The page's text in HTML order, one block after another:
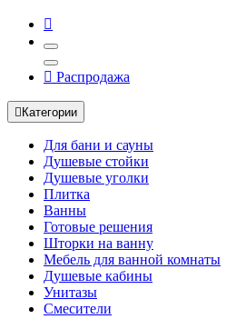
Распродажа
Категории
Для бани и сауны
Душевые стойки
Душевые уголки
Плитка
Ванны
Готовые решения
Шторки на ванну
Мебель для ванной комнаты
Душевые кабины
Унитазы
Смесители